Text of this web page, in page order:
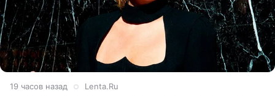
19 часов назад Lenta.Ru